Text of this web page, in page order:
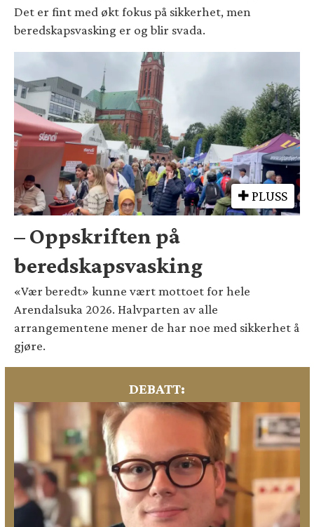
Det er fint med økt fokus på sikkerhet, men
beredskapsvasking er og blir svada.
PLUSS
– Oppskriften på
beredskapsvasking
«Vær beredt» kunne vært mottoet for hele
Arendalsuka 2026. Halvparten av alle
arrangementene mener de har noe med sikkerhet å
gjøre.
DEBATT: